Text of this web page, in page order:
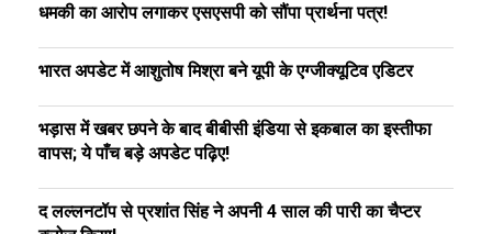
धमकी का आरोप लगाकर एसएसपी को सौंपा प्रार्थना पत्र!
भारत अपडेट में आशुतोष मिश्रा बने यूपी के एग्जीक्यूटिव एडिटर
भड़ास में खबर छपने के बाद बीबीसी इंडिया से इकबाल का इस्तीफा
वापस; ये पाँच बड़े अपडेट पढ़िए!
द लल्लनटॉप से प्रशांत सिंह ने अपनी 4 साल की पारी का चैप्टर